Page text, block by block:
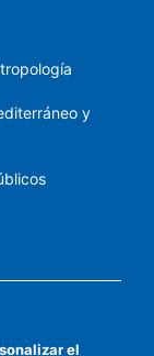
y
el